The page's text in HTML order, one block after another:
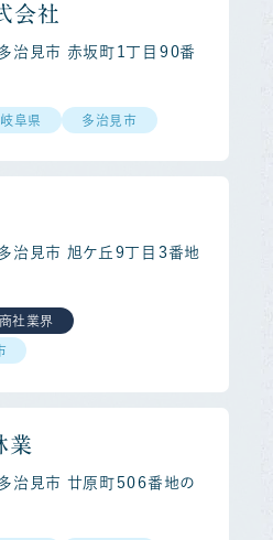
会社
見市 赤坂町１丁目９０番
岐阜県 多治見市
見市 旭ケ丘９丁目３番地
商社業界
業
見市 廿原町５０６番地の